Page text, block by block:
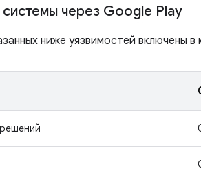
через Google Play
ниже уязвимостей включены